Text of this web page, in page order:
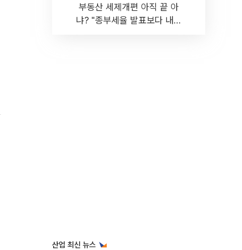
부동산 세제개편 아직 끝 아
냐? "종부세율 발표보다 내릴
산업 최신 뉴스